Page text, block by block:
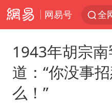
网易号 全
1943年胡宗
道：“你没事
么！”